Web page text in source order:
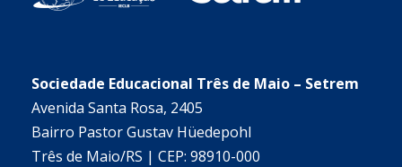
Sociedade Educacional Três de Maio – Setrem
Avenida Santa Rosa, 2405
Bairro Pastor Gustav Hüedepohl
Três de Maio/RS | CEP: 98910-000